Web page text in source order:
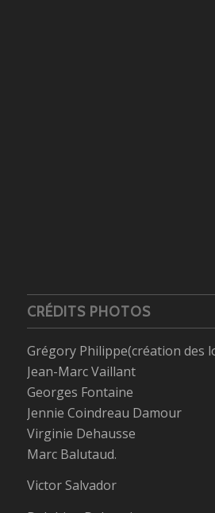
CRÉDITS PHOTOS
Grégory Philippe(création des
Jean-Marc Vaillant
Georges Fontaine
Jennie Coindreau Damour
Virginie Dehausse
Marc Balutaud.
Victor Salvador